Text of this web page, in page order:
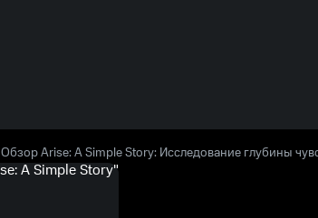
Обзор Arise: A Simple Story: Исследование глубины